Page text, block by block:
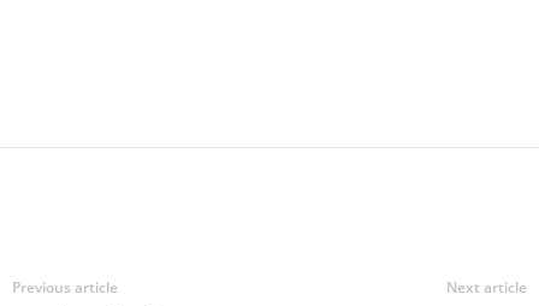
Previous article Next article